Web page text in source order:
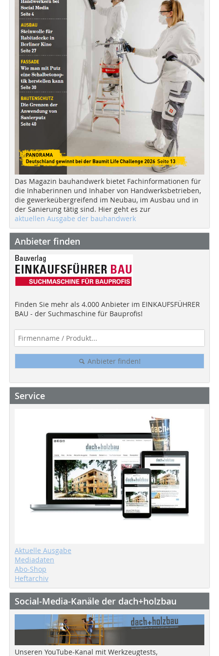
Das Magazin bauhandwerk bietet Fachinformationen für
die Inhaberinnen und Inhaber von Handwerksbetrieben,
die gewerkeübergreifend im Neubau, im Ausbau und in
der Sanierung tätig sind. Hier geht es zur
aktuellen Ausgabe der bauhandwerk
Anbieter finden
Finden Sie mehr als 4.000 Anbieter im EINKAUFSFÜHRER
BAU - der Suchmaschine für Bauprofis!
Anbieter finden!
Service
Aktuelle Ausgabe
Mediadaten
Abo-Shop
Heftarchiv
Social-Media-Kanäle der dach+holzbau
Unseren YouTube-Kanal mit Werkzeugtests,